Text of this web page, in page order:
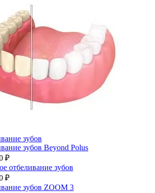
зубов
зубов Beyond Polus
₽
отбеливание зубов
₽
зубов ZOOM 3